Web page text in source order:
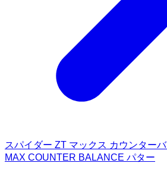
スパイダー ZT マックス カウンター
MAX COUNTER BALANCE パター